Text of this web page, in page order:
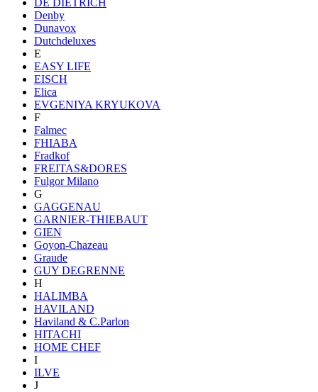
Denby
Dunavox
Dutchdeluxes
E
EASY LIFE
EISCH
Elica
EVGENIYA KRYUKOVA
F
Falmec
FHIABA
Fradkof
FREITAS&DORES
Fulgor Milano
G
GAGGENAU
GARNIER-THIEBAUT
GIEN
Goyon-Chazeau
Graude
GUY DEGRENNE
H
HALIMBA
HAVILAND
Haviland & C.Parlon
HITACHI
HOME CHEF
I
ILVE
J